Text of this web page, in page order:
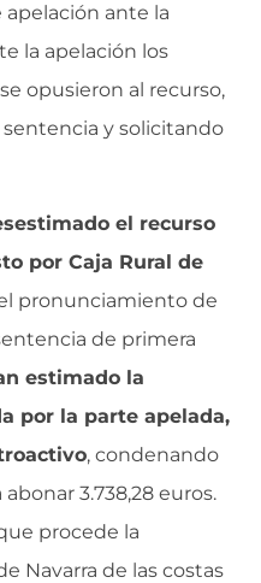
ante la
la apelación los
opusieron al recurso,
y solicitando
el recurso
por Caja Rural de
pronunciamiento de
de primera
estimado la
por la parte apelada,
, condenando
abonar 3.738,28 euros.
procede la
Navarra de las costas